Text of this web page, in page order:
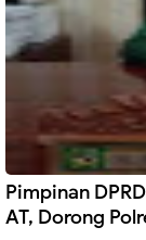
Pimpinan
AT, Dorong